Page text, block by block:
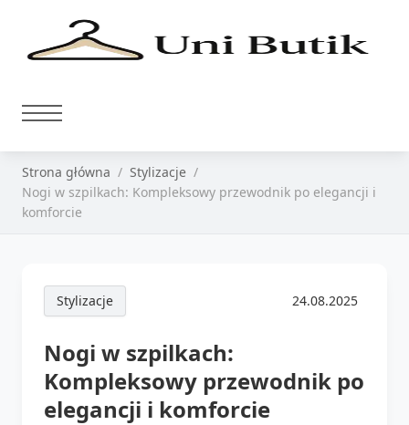
Strona główna
Stylizacje
Nogi w szpilkach: Kompleksowy przewodnik po elegancji i
komforcie
Stylizacje 24.08.2025
Nogi w szpilkach:
Kompleksowy przewodnik po
elegancji i komforcie